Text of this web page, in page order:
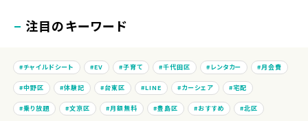
注目のキーワード
チャイルドシート EV 子育て 千代田区 レンタカー 月会費
中野区 体験記 台東区 LINE カーシェア 宅配
乗り放題 文京区 月額無料 豊島区 おすすめ 北区